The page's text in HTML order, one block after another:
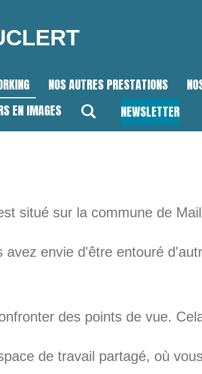
NOS AUTRES PRESTATIONS
EN IMAGES NEWSLETTER
situé sur la commune de
envie d'être entouré
des points de vue.
de travail partagé, où